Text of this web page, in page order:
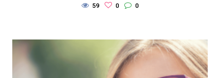
59 0 0